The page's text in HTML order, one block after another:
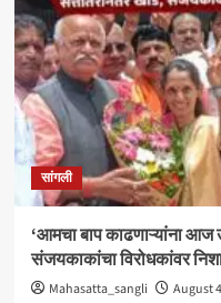
दहावीच्या
विद्यार्थी
मंत्रिमंडळाचा
पदग्रहण
सोहळा
सांगली
‘आमचा बाप काढणाऱ्यांना आज
संजयकाकांचा विरोधकांवर
Mahasatta_sangli August